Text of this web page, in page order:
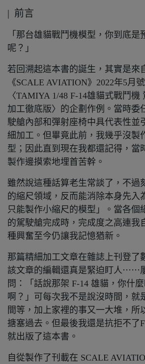
| 前言
「那台雄貓戰鬥機模型，你到底是
呢？」
若回溯起這本書的誕生，其實是來
《SCALE AVIATION》2022年5月
〈TAMIYA 1/48 F-14雄貓式戰鬥機
加工徹底版〉的企劃作例。當時委
駛艙內部和彈射座椅中具代表性並
細加工。但畢竟此前，我幾乎沒製
型；因此直到現在我都還記得，當
製作邊摸索地埋首苦幹。
雖然說這種話算老生常談了，不過
的縮尺領域，反而能消除本身先入
只能製作小縮尺的模型」。當各個
的駕駛艙完成時，完成度之高連我
種興奮至今仍讓我記憶猶新。
那篇精細加工文章在雜誌上刊登了
該文章的編輯還真是緊迫盯人⋯⋯
問：「話說那架 F-14 雄貓，你什
啊？」可每次我不是說沒時間，就
間等，加上家裡的事又一大堆，所
搪塞過去。但最後我還是抗拒不了
就出版了這本書。
自從製作了刊載在 SCALE